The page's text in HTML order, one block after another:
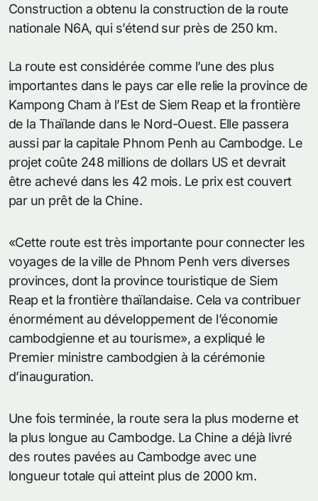
Construction a obtenu la construction de la route
nationale N6A, qui s’étend sur près de 250 km.
La route est considérée comme l’une des plus
importantes dans le pays car elle relie la province de
Kampong Cham à l’Est de Siem Reap et la frontière
de la Thaïlande dans le Nord-Ouest. Elle passera
aussi par la capitale Phnom Penh au Cambodge. Le
projet coûte 248 millions de dollars US et devrait
être achevé dans les 42 mois. Le prix est couvert
par un prêt de la Chine.
«Cette route est très importante pour connecter les
voyages de la ville de Phnom Penh vers diverses
provinces, dont la province touristique de Siem
Reap et la frontière thaïlandaise. Cela va contribuer
énormément au développement de l’économie
cambodgienne et au tourisme», a expliqué le
Premier ministre cambodgien à la cérémonie
d’inauguration.
Une fois terminée, la route sera la plus moderne et
la plus longue au Cambodge. La Chine a déjà livré
des routes pavées au Cambodge avec une
longueur totale qui atteint plus de 2000 km.